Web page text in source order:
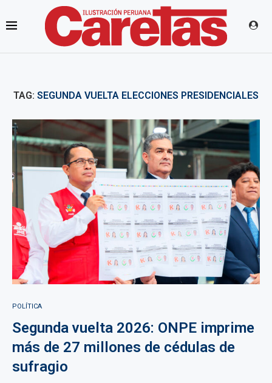
TAG: SEGUNDA VUELTA ELECCIONES PRESIDENCIALES
POLÍTICA
Segunda vuelta 2026: ONPE imprime
más de 27 millones de cédulas de
sufragio